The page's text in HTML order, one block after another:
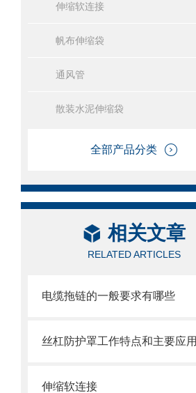
伸缩软连接
帆布伸缩袋
通风管
散装水泥伸缩袋
全部产品分类
相关文章
RELATED ARTICLES
电缆拖链的一般要求有哪些
丝杠防护罩工作特点和主要应用
伸缩软连接